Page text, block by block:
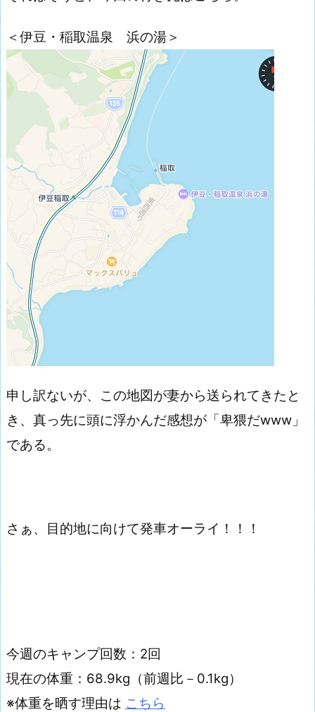
＜伊豆・稲取温泉 浜の湯＞
申し訳ないが、この地図が妻から送られてきたと
き、真っ先に頭に浮かんだ感想が「卑猥だwww」
である。
さぁ、目的地に向けて発車オーライ！！！
今週のキャンプ回数：2回
現在の体重：68.9kg（前週比－0.1kg）
※体重を晒す理由は こちら